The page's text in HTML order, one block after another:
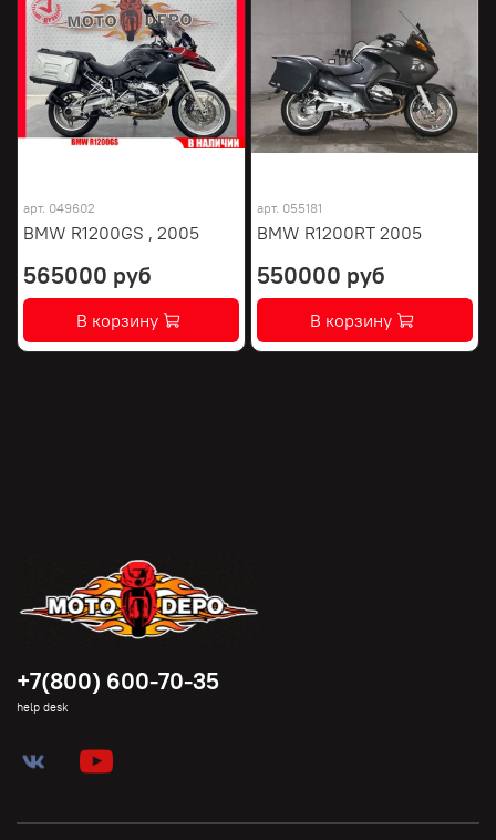
арт. 049602
BMW R1200GS , 2005
565000 руб
В корзину
арт. 055181
BMW R1200RT 2005
550000 руб
В корзину
+7(800) 600-70-35
help desk